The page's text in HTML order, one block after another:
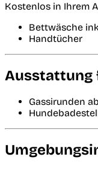
Kostenlos in Ihrem
Bettwäsche
Handtücher
Ausstattung
Gassirunden